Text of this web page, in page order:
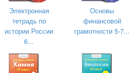
Электронная
тетрадь по
истории России
6...
Основы
финансовой
грамотности 5-7...